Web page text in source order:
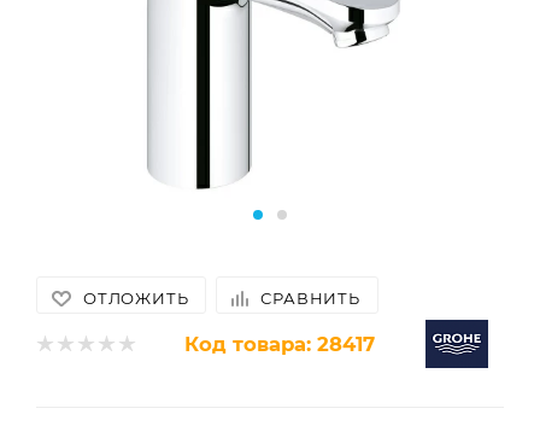
ОТЛОЖИТЬ СРАВНИТЬ
Код товара: 28417